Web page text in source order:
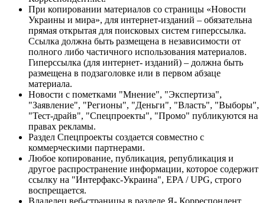
При копировании материалов со страницы «Новости
Украины и мира», для интернет-изданий – обязательна
прямая открытая для поисковых систем гиперссылка.
Ссылка должна быть размещена в независимости от
полного либо частичного использования материалов.
Гиперссылка (для интернет- изданий) – должна быть
размещена в подзаголовке или в первом абзаце
материала.
Новости с пометками "Мнение", "Экспертиза",
"Заявление", "Регионы", "Деньги", "Власть", "Выборы",
"Тест-драйв", "Спецпроекты", "Промо" публикуются на
правах рекламы.
Раздел Спецпроекты создается совместно с
коммерческими партнерами.
Любое копирование, публикация, републикация и
другое распространение информации, которое содержит
ссылку на "Интерфакс-Украина", EPA / UPG, строго
воспрещается.
Владелец веб-страницы в разделе Я- Корреспондент